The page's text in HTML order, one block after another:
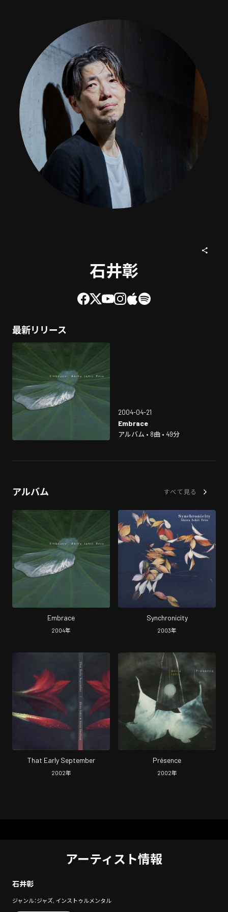
石井彰
最新リリース
2004-04-21
Embrace
アルバム • 8曲 • 49分
アルバム すべて見る
Embrace
2004年
Synchronicity
2003年
That Early September
2002年
Présence
2002年
アーティスト情報
石井彰
ジャンル：ジャズ, インストゥルメンタル